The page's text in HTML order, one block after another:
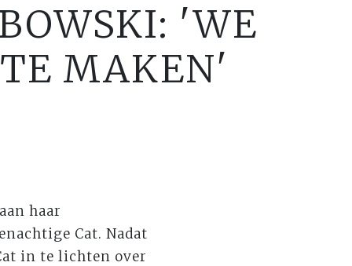
'WE
MAKEN'
haar
Cat. Nadat
in te lichten over